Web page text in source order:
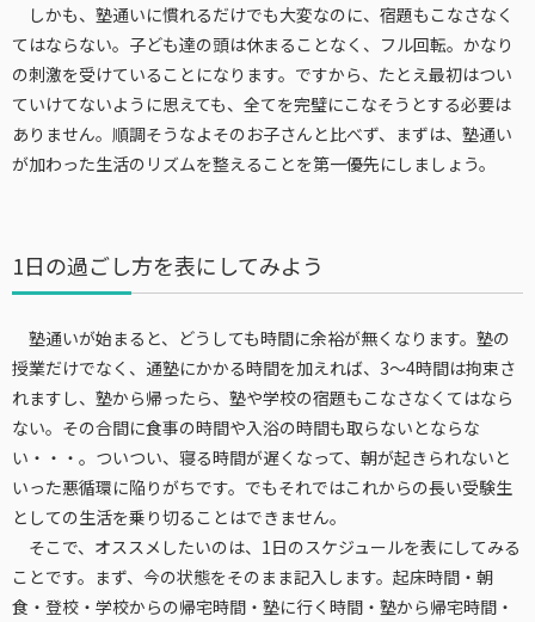
しかも、塾通いに慣れるだけでも大変なのに、宿題もこなさなく
てはならない。子ども達の頭は休まることなく、フル回転。かなり
の刺激を受けていることになります。ですから、たとえ最初はつい
ていけてないように思えても、全てを完璧にこなそうとする必要は
ありません。順調そうなよそのお子さんと比べず、まずは、塾通い
が加わった生活のリズムを整えることを第一優先にしましょう。
1日の過ごし方を表にしてみよう
塾通いが始まると、どうしても時間に余裕が無くなります。塾の
授業だけでなく、通塾にかかる時間を加えれば、3〜4時間は拘束さ
れますし、塾から帰ったら、塾や学校の宿題もこなさなくてはなら
ない。その合間に食事の時間や入浴の時間も取らないとならな
い・・・。ついつい、寝る時間が遅くなって、朝が起きられないと
いった悪循環に陥りがちです。でもそれではこれからの長い受験生
としての生活を乗り切ることはできません。
そこで、オススメしたいのは、1日のスケジュールを表にしてみる
ことです。まず、今の状態をそのまま記入します。起床時間・朝
食・登校・学校からの帰宅時間・塾に行く時間・塾から帰宅時間・